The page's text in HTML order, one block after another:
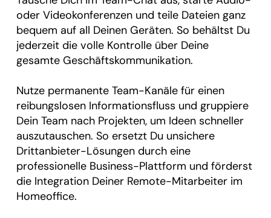
oder Videokonferenzen und teile Dateien ganz
bequem auf all Deinen Geräten. So behältst Du
jederzeit die volle Kontrolle über Deine
gesamte Geschäftskommunikation.
Nutze permanente Team-Kanäle für einen
reibungslosen Informationsfluss und gruppiere
Dein Team nach Projekten, um Ideen schneller
auszutauschen. So ersetzt Du unsichere
Drittanbieter-Lösungen durch eine
professionelle Business-Plattform und förderst
die Integration Deiner Remote-Mitarbeiter im
Homeoffice.